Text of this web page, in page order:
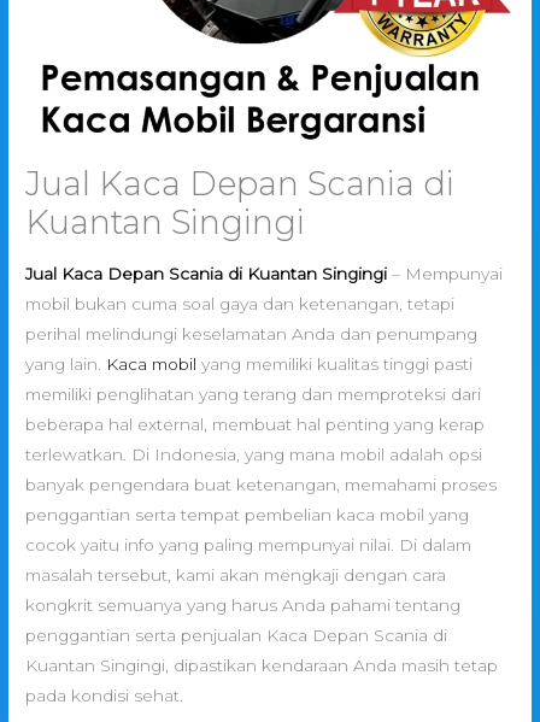
Jual Kaca Depan Scania di
Kuantan Singingi
Jual Kaca Depan Scania di Kuantan Singingi – Mempunyai
mobil bukan cuma soal gaya dan ketenangan, tetapi
perihal melindungi keselamatan Anda dan penumpang
yang lain.
Kaca mobil yang memiliki kualitas tinggi pasti
memiliki penglihatan yang terang dan memproteksi dari
beberapa hal external, membuat hal penting yang kerap
terlewatkan. Di Indonesia, yang mana mobil adalah opsi
banyak pengendara buat ketenangan, memahami proses
penggantian serta tempat pembelian kaca mobil yang
cocok yaitu info yang paling mempunyai nilai. Di dalam
masalah tersebut, kami akan mengkaji dengan cara
kongkrit semuanya yang harus Anda pahami tentang
penggantian serta penjualan Kaca Depan Scania di
Kuantan Singingi, dipastikan kendaraan Anda masih tetap
pada kondisi sehat.